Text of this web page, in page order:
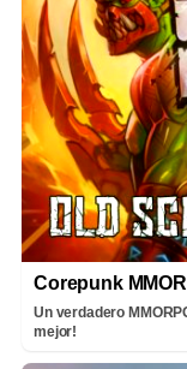
Corepunk
Un verdadero
mejor!